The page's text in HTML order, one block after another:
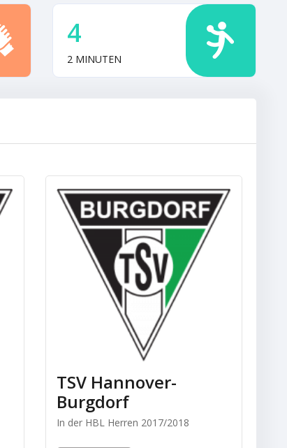
4
2 MINUTEN
TSV Hannover-
Burgdorf
In der HBL Herren 2017/2018